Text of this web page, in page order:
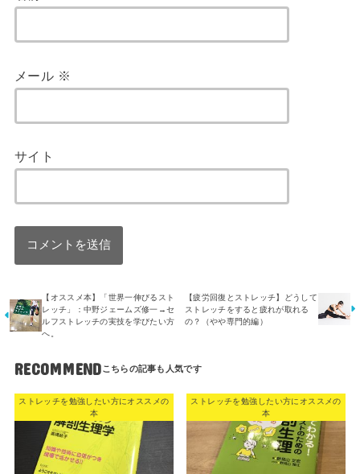
メール ※
サイト
【オススメ本】「世界一伸びるスト
レッチ」：中野ジェームズ修一→セ
ルフストレッチの実技を学びたい方
へ。
【疲労回復とストレッチ】どうして
ストレッチをすると疲れが取れる
の？（やや専門的編）
RECOMMEND
ストレッチを勉強したい方にオススメの
本
ストレッチを勉強したい方にオススメの
本